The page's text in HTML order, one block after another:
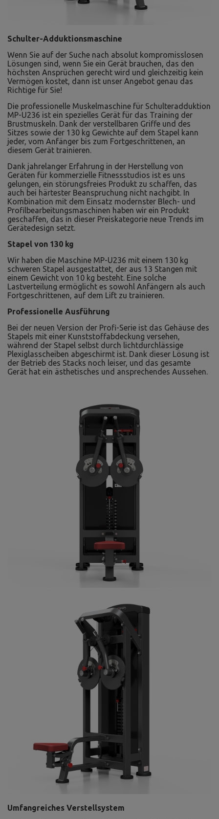
Schulter-Adduktionsmaschine
Wenn Sie auf der Suche nach absolut kompromisslosen
Lösungen sind, wenn Sie ein Gerät brauchen, das den
höchsten Ansprüchen gerecht wird und gleichzeitig kein
Vermögen kostet, dann ist unser Angebot genau das
Richtige für Sie!
Die professionelle Muskelmaschine für Schulteradduktion
MP-U236 ist ein spezielles Gerät für das Training der
Brustmuskeln. Dank der verstellbaren Griffe und des
Sitzes sowie der 130 kg Gewichte auf dem Stapel kann
jeder, vom Anfänger bis zum Fortgeschrittenen, an
diesem Gerät trainieren.
Dank jahrelanger Erfahrung in der Herstellung von
Geräten für kommerzielle Fitnessstudios ist es uns
gelungen, ein störungsfreies Produkt zu schaffen, das
auch bei härtester Beanspruchung nicht nachgibt. In
Kombination mit dem Einsatz modernster Blech- und
Profilbearbeitungsmaschinen haben wir ein Produkt
geschaffen, das in dieser Preiskategorie neue Trends im
Gerätedesign setzt.
Stapel von 130 kg
Wir haben die Maschine MP-U236 mit einem 130 kg
schweren Stapel ausgestattet, der aus 13 Stangen mit
einem Gewicht von 10 kg besteht. Eine solche
Lastverteilung ermöglicht es sowohl Anfängern als auch
Fortgeschrittenen, auf dem Lift zu trainieren.
Professionelle Ausführung
Bei der neuen Version der Profi-Serie ist das Gehäuse des
Stapels mit einer Kunststoffabdeckung versehen,
während der Stapel selbst durch lichtdurchlässige
Plexiglasscheiben abgeschirmt ist. Dank dieser Lösung ist
der Betrieb des Stacks noch leiser, und das gesamte
Gerät hat ein ästhetisches und ansprechendes Aussehen.
Umfangreiches Verstellsystem